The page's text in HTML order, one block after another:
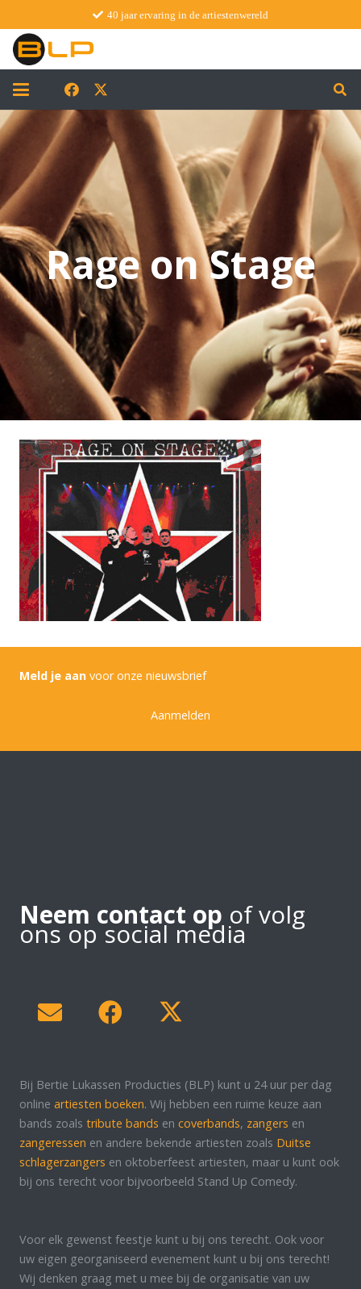
40 jaar ervaring in de artiestenwereld
Rage on Stage
Meld je aan voor onze nieuwsbrief
Aanmelden
Neem contact op of volg
ons op social media
Bij Bertie Lukassen Producties (BLP) kunt u 24 uur per dag
online artiesten boeken. Wij hebben een ruime keuze aan
bands zoals tribute bands en coverbands, zangers en
zangeressen en andere bekende artiesten zoals Duitse
schlagerzangers en oktoberfeest artiesten, maar u kunt ook
bij ons terecht voor bijvoorbeeld Stand Up Comedy.
Voor elk gewenst feestje kunt u bij ons terecht. Ook voor
uw eigen georganiseerd evenement kunt u bij ons terecht!
Wij denken graag met u mee bij de organisatie van uw